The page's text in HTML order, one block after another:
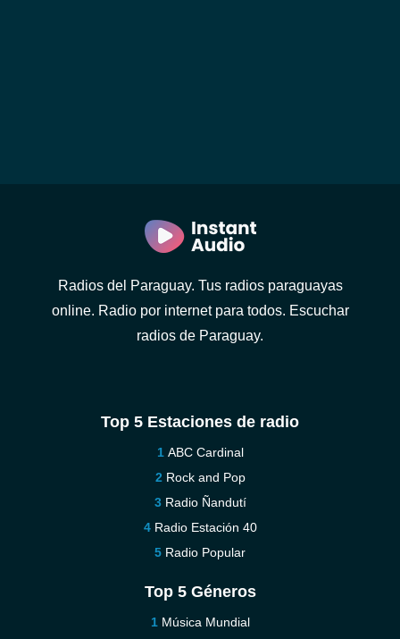
Radios del Paraguay. Tus radios paraguayas
online. Radio por internet para todos. Escuchar
radios de Paraguay.
Top 5 Estaciones de radio
ABC Cardinal
Rock and Pop
Radio Ñandutí
Radio Estación 40
Radio Popular
Top 5 Géneros
Música Mundial